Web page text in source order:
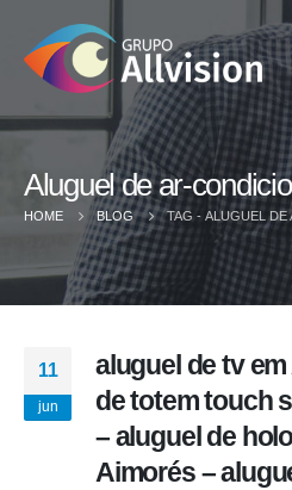
Aluguel de ar-
HOME BLOG TAG - ALUGUEL DE
11
jun
aluguel de tv
de totem touch
– aluguel de
Aimorés –